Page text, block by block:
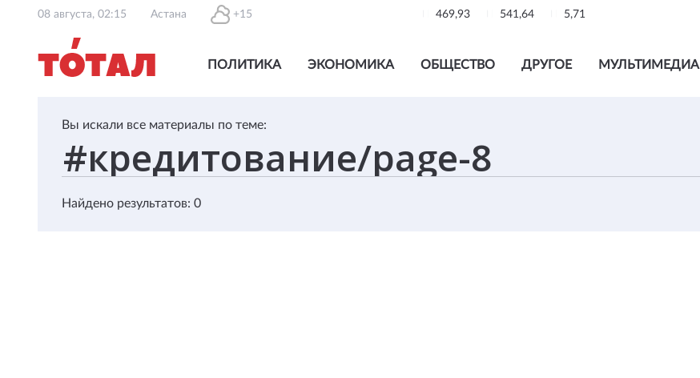
08 августа, 02:15 Астана +15 469,93 541,64 5,71
ПОЛИТИКА ЭКОНОМИКА ОБЩЕСТВО ДРУГОЕ МУЛЬТИМЕДИА
Вы искали все материалы по теме:
Найдено результатов: 0